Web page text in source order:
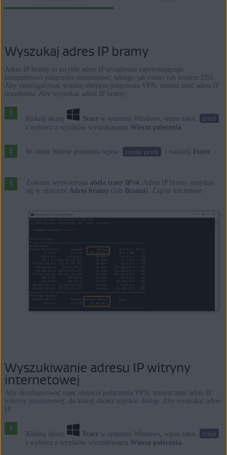
bitowa
Apple macOS 10.15.x (Catalina)
Apple macOS 10.13.x (High Sierra)
Apple macOS 10.12.x (Sierra)
Wyszukaj adres IP bramy
Adres IP bramy to zwykle adres IP urządzenia zapewniającego
komputerowi połączenie internetowe, takiego jak router lub modem DSL.
Aby skonfigurować ścieżkę obejścia połączenia VPN, musisz znać adres IP
urządzenia. Aby wyszukać adres IP bramy:
Kliknij ikonę Start w systemie Windows, wpisz tekst cmd
i wybierz z wyników wyszukiwania Wiersz polecenia.
W oknie Wiersz polecenia wpisz route print i naciśnij Enter.
Zostanie wyświetlona abela trasy IPv4. Adres IP bramy znajduje
się w obszarze Adres bramy (lub Brama ). Zapisz ten numer.
Wyszukiwanie adresu IP witryny
internetowej
Aby skonfigurować trasę obejścia połączenia VPN, musisz znać adres IP
witryny internetowej, do której chcesz uzyskać dostęp. Aby wyszukać adres
IP:
Kliknij ikonę Start w systemie Windows, wpisz tekst cmd
i wybierz z wyników wyszukiwania Wiersz polecenia